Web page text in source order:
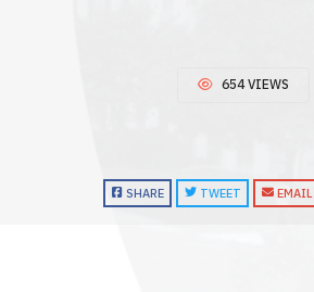
654 VIEWS
SHARE TWEET EMAIL